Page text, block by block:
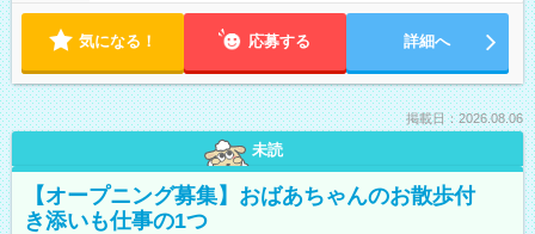
気になる！ 応募する 詳細へ
掲載日：2026.08.06
未読
【オープニング募集】おばあちゃんのお散歩付
き添いも仕事の1つ